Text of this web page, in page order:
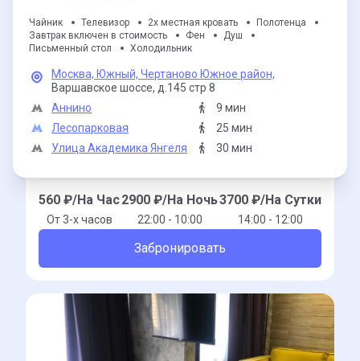
Чайник Телевизор 2х местная кровать
Полотенца
Завтрак включен в стоимость
Фен
Душ
Письменный стол
Холодильник
Москва, Южный, Чертаново Южное район,
Варшавское шоссе, д.145 стр 8
Аннино
9 мин
Лесопарковая
25 мин
Улица Академика Янгеля
30 мин
560 ₽/На Час
От 3-x часов
2900 ₽/На Ночь
22:00 - 10:00
3700 ₽/На Сутки
14:00 - 12:00
Забронировать